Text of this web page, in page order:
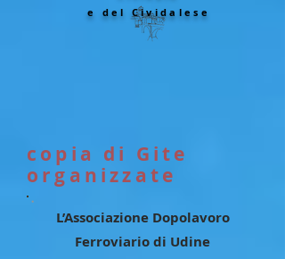
e del Cividalese
copia di Gite
organizzate
L’Associazione Dopolavoro
Ferroviario di Udine